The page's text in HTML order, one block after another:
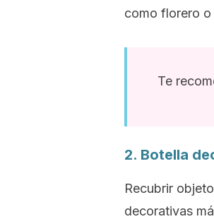
como florero o
Te
2. Botella
Recubrir
decorativas